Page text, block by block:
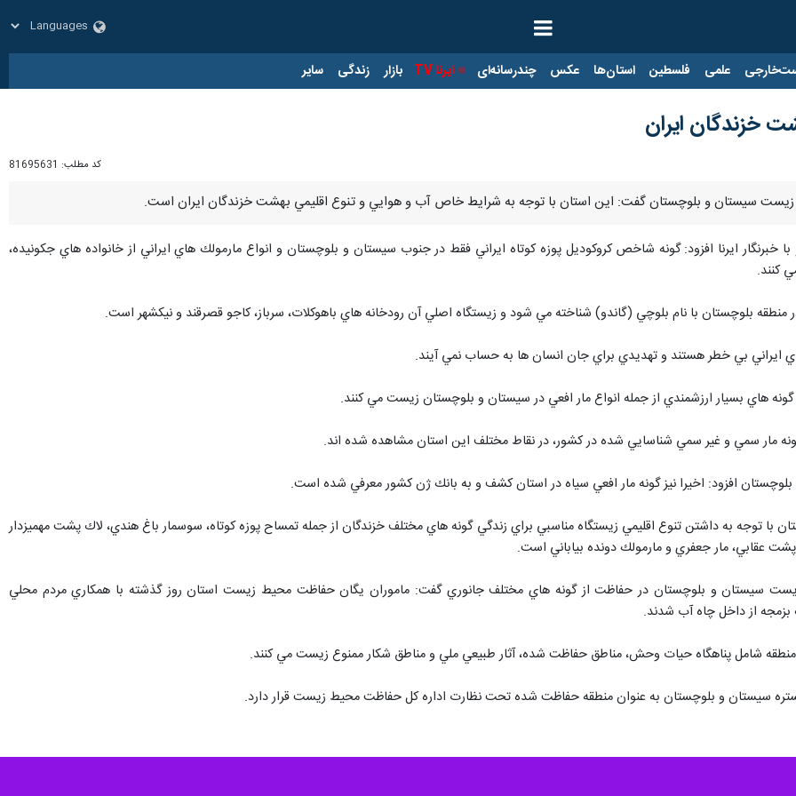
علمی فلسطین استان‌ها عکس چندرسانه‌ای ایرنا TV بازار زندگی سایر
خزندگان ايران
کد مطلب: 81695631